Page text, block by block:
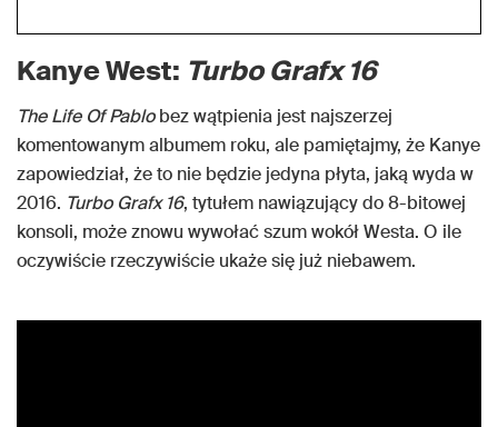
Kanye West: Turbo Grafx 16
The Life Of Pablobez wątpienia jest najszerzej
komentowanym albumem roku, ale pamiętajmy, że Kanye
zapowiedział, że to nie będzie jedyna płyta, jaką wyda w
2016. Turbo Grafx 16, tytułem nawiązujący do 8-bitowej
konsoli, może znowu wywołać szum wokół Westa. O ile
oczywiście rzeczywiście ukaże się już niebawem.